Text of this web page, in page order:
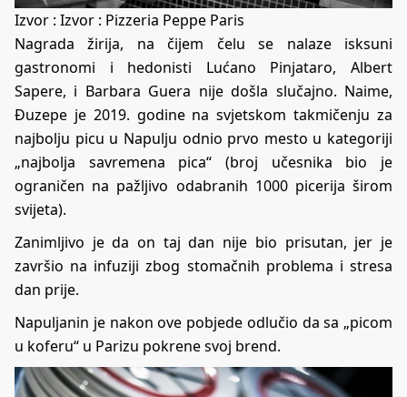
Izvor : Izvor : Pizzeria Peppe Paris
Nagrada žirija, na čijem čelu se nalaze isksuni
gastronomi i hedonisti Lućano Pinjataro, Albert
Sapere, i Barbara Guera nije došla slučajno. Naime,
Đuzepe je 2019. godine na svjetskom takmičenju za
najbolju picu u Napulju odnio prvo mesto u kategoriji
„najbolja savremena pica“ (broj učesnika bio je
ograničen na pažljivo odabranih 1000 picerija širom
svijeta).
Zanimljivo je da on taj dan nije bio prisutan, jer je
završio na infuziji zbog stomačnih problema i stresa
dan prije.
Napuljanin je nakon ove pobjede odlučio da sa „picom
u koferu“ u Parizu pokrene svoj brend.